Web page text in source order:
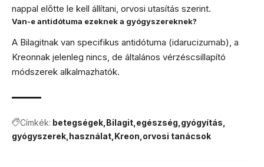
nappal előtte le kell állítani, orvosi utasítás szerint.
Van-e antidótuma ezeknek a gyógyszereknek?
A Bilagitnak van specifikus antidótuma (idarucizumab), a
Kreonnak jelenleg nincs, de általános vérzéscsillapító
módszerek alkalmazhatók.
Címkék: betegségek Bilagit egészség gyógyítás
gyógyszerek használat Kreon orvosi tanácsok